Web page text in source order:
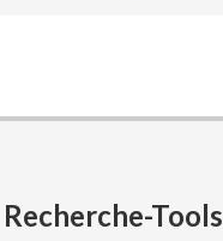
Recherche-Tools